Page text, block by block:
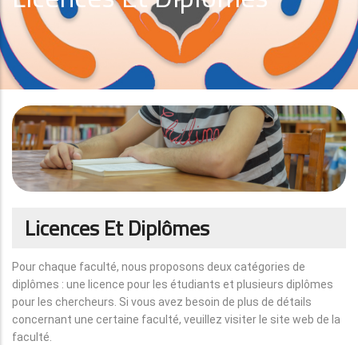
Licences Et Diplômes
Pour chaque faculté, nous proposons deux catégories de
diplômes : une licence pour les étudiants et plusieurs diplômes
pour les chercheurs. Si vous avez besoin de plus de détails
concernant une certaine faculté, veuillez visiter le site web de la
faculté.